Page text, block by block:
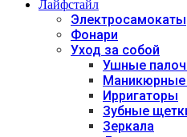
Лайфстайл
Электросамокаты
Фонари
Уход за собой
Ушные
Маникюрные
Ирригаторы
Зубные
Зеркала